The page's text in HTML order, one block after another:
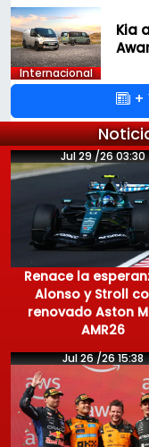
Internacional
Kia
+
Jul 29 /26 03:30
Renace la
Alonso y Stroll
renovado Aston
AMR26
Jul 26 /26 15:38